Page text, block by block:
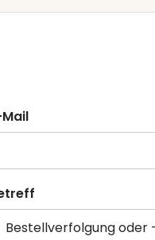
Mail
Bestellverfolgung oder